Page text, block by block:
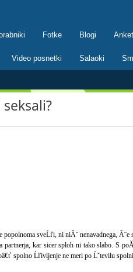
Fotke Blogi
Video posnetki Salaoki
sveĹľi, ni niĂ¨ nenavadnega, Ă¨e
kar sicer sploh ni tako slabo. S
spolno Ĺľivljenje ne meri po Ĺˇtevilu